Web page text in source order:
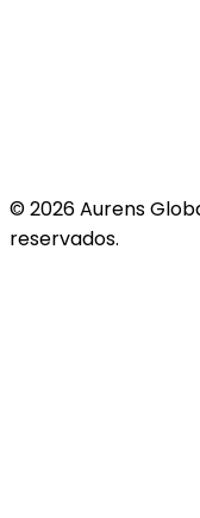
©2026Aurens
reservados.